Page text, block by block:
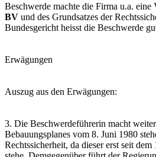
Beschwerde machte die Firma u.a.
BV und des Grundsatzes der
Bundesgericht heisst die Beschwerde
Erwägungen
Auszug aus den Erwägungen:
3. Die Beschwerdeführerin macht
Bebauungsplanes vom 8. Juni 1980
Rechtssicherheit, da dieser erst seit